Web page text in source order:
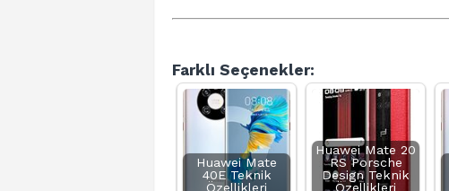
Farklı Seçenekler:
Huawei Mate
40E Teknik
Özellikleri
Huawei Mate 20
RS Porsche
Design Teknik
Özellikleri